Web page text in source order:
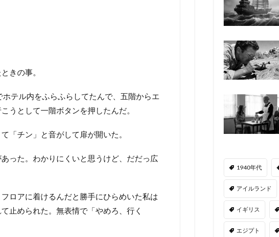
きの事。
テル内をふらふらしてたんで、五階からエ
うとして一階ボタンを押したんだ。
「チン」と音がして扉が開いた。
った。わかりにくいと思うけど、だだっ広
ロアに着けるんだと勝手にひらめいた私は
止められた。無表情で「やめろ、行く
1940年代
アイルランド
イギリス
エジプト